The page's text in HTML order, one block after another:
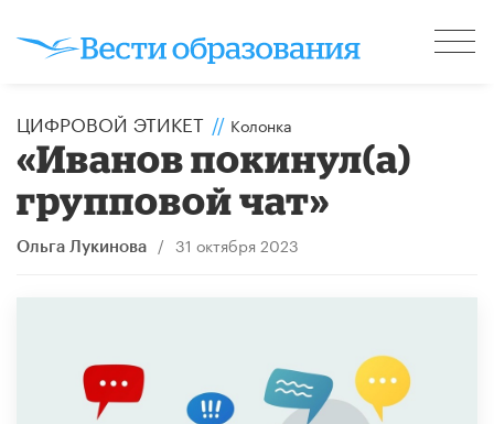
ЦИФРОВОЙ ЭТИКЕТ // Колонка
«Иванов покинул(а)
групповой чат»
Ольга Лукинова / 31 октября 2023